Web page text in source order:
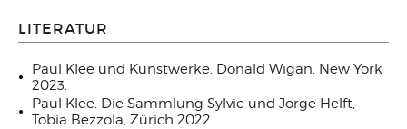
LITERATUR
Paul Klee und Kunstwerke, Donald Wigan, New York
2023.
Paul Klee. Die Sammlung Sylvie und Jorge Helft,
Tobia Bezzola, Zürich 2022.